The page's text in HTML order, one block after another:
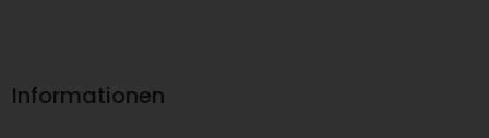
Informationen